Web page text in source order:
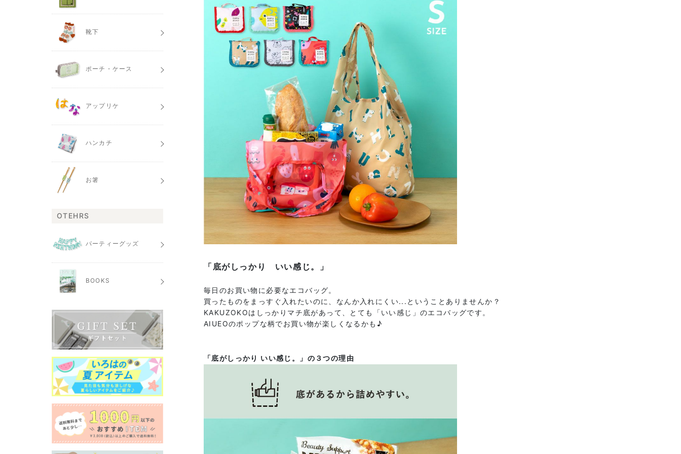
「底がしっかり いい感じ。」
毎日のお買い物に必要なエコバッグ。
買ったものをまっすぐ入れたいのに、なんか入れにくい...ということありませんか？
KAKUZOKOはしっかりマチ底があって、とても「いい感じ」のエコバッグです。
AIUEOのポップな柄でお買い物が楽しくなるかも♪
「底がしっかり いい感じ。」の３つの理由
靴下
ポーチ・ケース
アップリケ
ハンカチ
お箸
OTEHRS
パーティーグッズ
BOOKS